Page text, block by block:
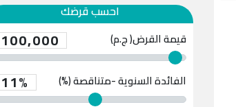
احسب قرضك
قيمة القرض( ج.م) 100,000
الفائدة السنوية -متناقصة (%) 11%